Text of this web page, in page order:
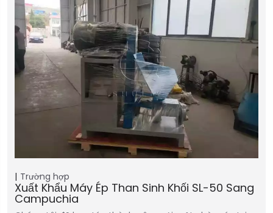
Trường hợp
Xuất Khẩu Máy Ép Than Sinh Khối SL-50 Sang
Campuchia